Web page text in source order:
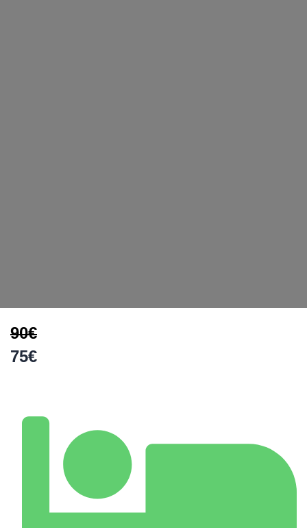
90€
75€